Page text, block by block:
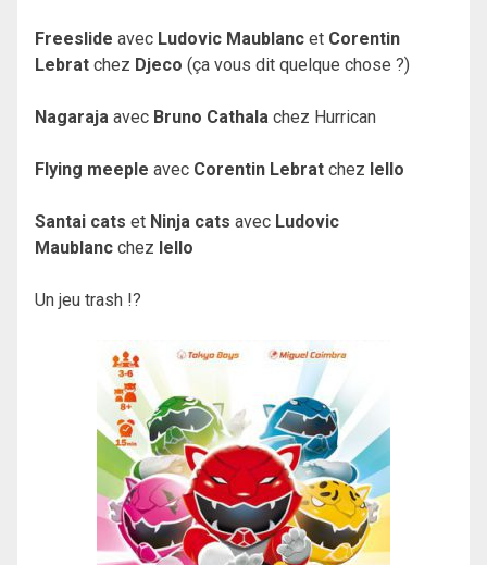
Freeslide avec Ludovic Maublanc et Corentin
Lebrat chez Djeco (ça vous dit quelque chose ?)
Nagaraja avec Bruno Cathala chez Hurrican
Flying meeple avec Corentin Lebrat chez Iello
Santai cats et Ninja cats avec Ludovic
Maublanc chez Iello
Un jeu trash !?